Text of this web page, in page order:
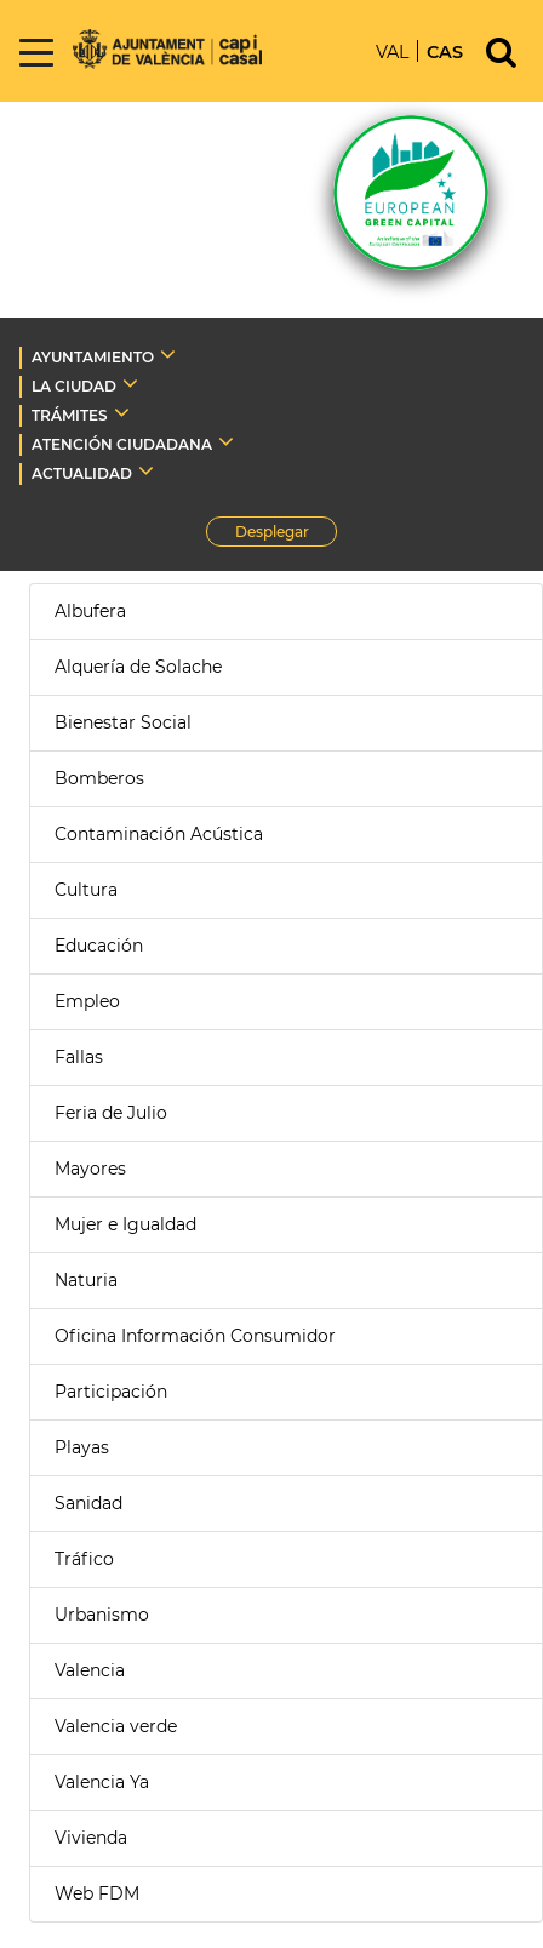
VAL CAS
AYUNTAMIENTO
LA CIUDAD
TRÁMITES
ATENCIÓN CIUDADANA
ACTUALIDAD
Desplegar
Albufera
Alquería de Solache
Bienestar Social
Bomberos
Contaminación Acústica
Cultura
Educación
Empleo
Fallas
Feria de Julio
Mayores
Mujer e Igualdad
Naturia
Oficina Información Consumidor
Participación
Playas
Sanidad
Tráfico
Urbanismo
Valencia
Valencia verde
Valencia Ya
Vivienda
Web FDM